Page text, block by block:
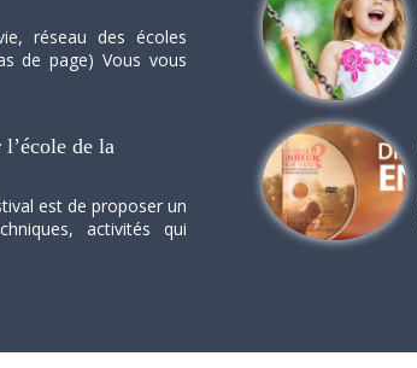
réseau des écoles
de page) Vous vous
de la
est de proposer un
activités qui